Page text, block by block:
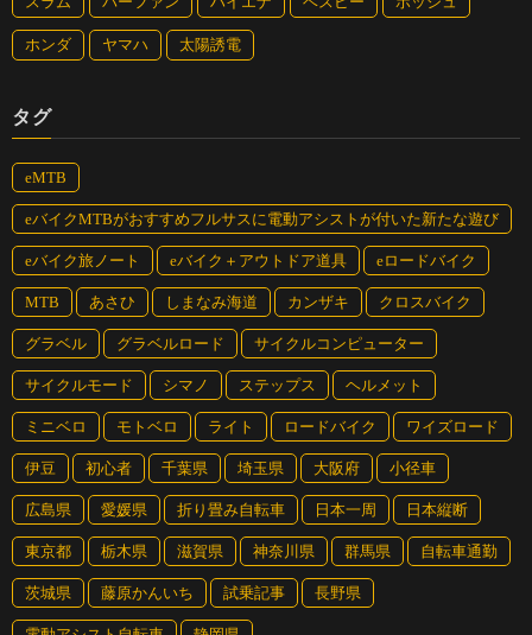
ホンダ ヤマハ 太陽誘電
タグ
eMTB
eバイクMTBがおすすめフルサスに電動アシストが付いた新たな遊び
eバイク旅ノート eバイク＋アウトドア道具 eロードバイク
MTB あさひ しまなみ海道 カンザキ クロスバイク
グラベル グラベルロード サイクルコンピューター
サイクルモード シマノ ステップス ヘルメット
ミニベロ モトベロ ライト ロードバイク ワイズロード
伊豆 初心者 千葉県 埼玉県 大阪府 小径車
広島県 愛媛県 折り畳み自転車 日本一周 日本縦断
東京都 栃木県 滋賀県 神奈川県 群馬県 自転車通勤
茨城県 藤原かんいち 試乗記事 長野県